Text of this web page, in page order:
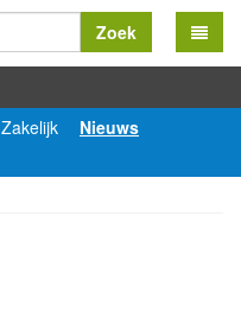
Zoek
Zakelijk
Nieuws